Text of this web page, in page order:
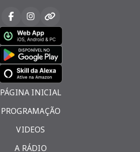
PÁGINA INICIAL
PROGRAMAÇÃO
VIDEOS
A RÁDIO